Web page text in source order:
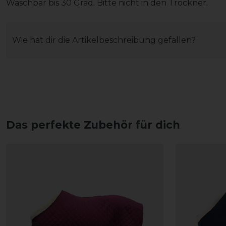
Waschbar bis 30 Grad. Bitte nicht in den Trockner.
Wie hat dir die Artikelbeschreibung gefallen?
Das perfekte Zubehör für dich